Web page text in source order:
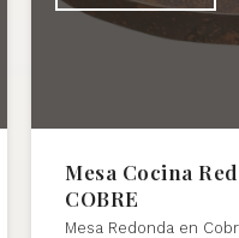
Mesa Cocina
COBRE
Mesa Redonda en